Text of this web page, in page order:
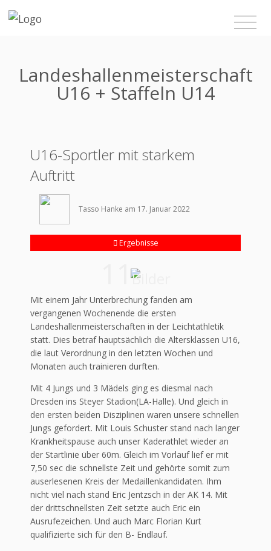
Landeshallenmeisterschaft
U16 + Staffeln U14
U16-Sportler mit starkem
Auftritt
Tasso Hanke am 17. Januar 2022
Ergebnisse
11Bilder
Mit einem Jahr Unterbrechung fanden am
vergangenen Wochenende die ersten
Landeshallenmeisterschaften in der Leichtathletik
statt. Dies betraf hauptsächlich die Altersklassen U16,
die laut Verordnung in den letzten Wochen und
Monaten auch trainieren durften.
Mit 4 Jungs und 3 Mädels ging es diesmal nach
Dresden ins Steyer Stadion(LA-Halle). Und gleich in
den ersten beiden Disziplinen waren unsere schnellen
Jungs gefordert. Mit Louis Schuster stand nach langer
Krankheitspause auch unser Kaderathlet wieder an
der Startlinie über 60m. Gleich im Vorlauf lief er mit
7,50 sec die schnellste Zeit und gehörte somit zum
auserlesenen Kreis der Medaillenkandidaten. Ihm
nicht viel nach stand Eric Jentzsch in der AK 14. Mit
der drittschnellsten Zeit setzte auch Eric ein
Ausrufezeichen. Und auch Marc Florian Kurt
qualifizierte sich für den B- Endlauf.